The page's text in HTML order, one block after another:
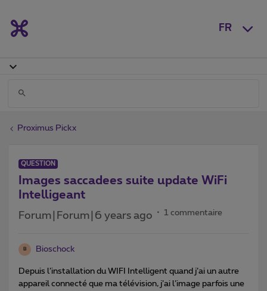
FR
Proximus Pickx
QUESTION
Images saccadees suite update WiFi
Intelligeant
Forum|Forum|6 years ago 1 commentaire
B Bioschock
Depuis l’installation du WIFI Intelligent quand j’ai un autre
appareil connecté que ma télévision, j’ai l’image parfois une